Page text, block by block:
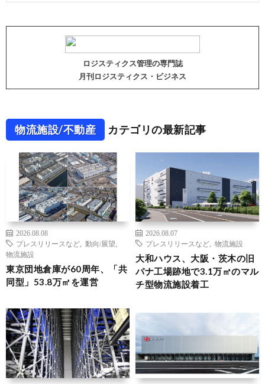
ロジスティクス管理の専門誌
月刊ロジスティクス・ビジネス
物流施設/不動産 カテゴリの最新記事
2026.08.08
プレスリリースなど
動向/展望
物流施設
東京団地倉庫が60周年、「共
同型」53.8万㎡を運営
2026.08.07
プレスリリースなど
物流施設
大和ハウス、大阪・茨木の旧
パナ工場跡地で3.1万㎡のマル
チ型物流施設着工